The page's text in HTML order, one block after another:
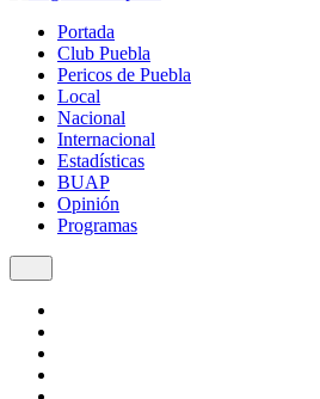
Portada
Club Puebla
Pericos de Puebla
Local
Nacional
Internacional
Estadísticas
BUAP
Opinión
Programas